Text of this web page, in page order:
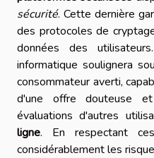
sécurité. Cette dernière
des protocoles de
données des
informatique soulignera
consommateur averti,
d'une offre douteuse
évaluations d'autres
ligne. En respectant
considérablement les